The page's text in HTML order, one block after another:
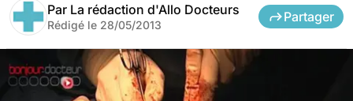
Par La rédaction d'Allo Docteurs
Rédigé le 28/05/2013
Partager